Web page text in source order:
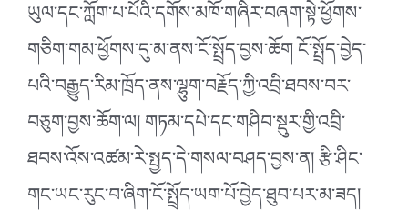
ཡུལ་དང་ཀློག་པ་པོའི་དགོས་མཁོ་གཞིར་བཞག་སྟེ་ཕྱོགས་
གཅིག་གམ་ཕྱོགས་དུ་མ་ནས་ངོ་སྤྲོད་བྱས་ཆོག ངོ་སྤྲོད་བྱེད་
པའི་བརྒྱུད་རིམ་ཁྲོད་ནས་ལྷུག་བརྗོད་ཀྱི་འབྲི་ཐབས་བར་
བཅུག་བྱས་ཆོག་ལ། གཏམ་དཔེ་དང་གཤིབ་སྡུར་གྱི་འབྲི་
ཐབས་འོས་འཚམ་རེ་སྤྱད་དེ་གསལ་བཤད་བྱས་ན། རྩི་ཤིང་
གང་ཡང་རུང་བ་ཞིག་ངོ་སྤྲོད་ཡག་པོ་བྱེད་ཐུབ་པར་མ་ཟད།